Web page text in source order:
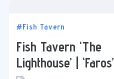
#Fish Tavern
Fish Tavern ‘The
Lighthouse’ | ‘Faros’